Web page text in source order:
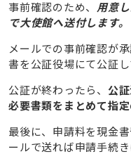
事前確認のため、 用意
で大使館へ送付します。
メールでの事前確認が
書を公証役場にて公証し
公証が終わったら、 公
必要書類をまとめて指
最後に、申請料を現金
ールで送れば申請手続き